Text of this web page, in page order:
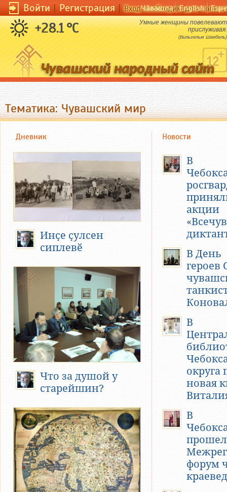
Войти|Регистрация|Вход необходим для
Чӑвашла English
+28.1 °C
Умные женщины повелевают
прислуживая.
(Вильгельм Швебель)
Тематика: Чувашский мир
Дневник
Инҫе ҫулсен
сиплевӗ
Что за душой у
старейшин?
Новости
В
акции
В День
героев
В
округа
новая
В
прошел
форум